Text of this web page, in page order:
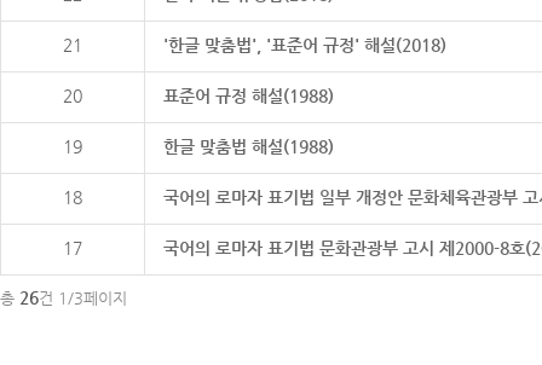
21 '한글 맞춤법', '표준어 규정' 해설(2018)
20 표준어 규정 해설(1988)
19 한글 맞춤법 해설(1988)
18 국어의 로마자 표기법 일부 개정안 문화체육관광부
17 국어의 로마자 표기법 문화관광부 고시 제2000-8호
총 26건 1/3페이지